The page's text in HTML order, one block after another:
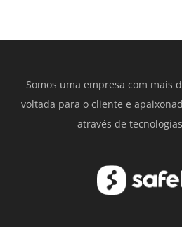
Somos uma empresa com mais
voltada para o cliente e
através de